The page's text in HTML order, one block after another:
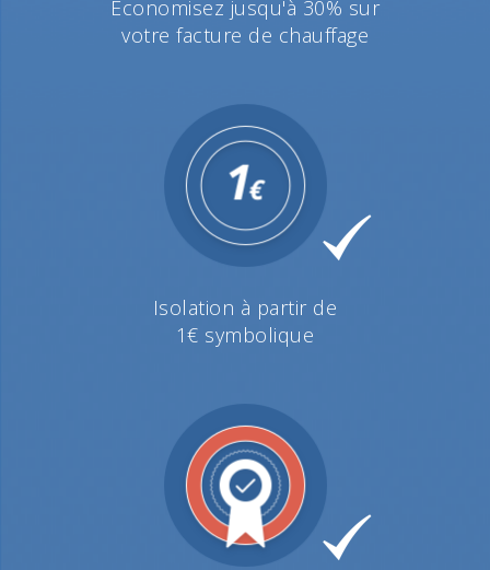
Economisez jusqu'à 30% sur
votre facture de chauffage
Isolation à partir de
1€ symbolique